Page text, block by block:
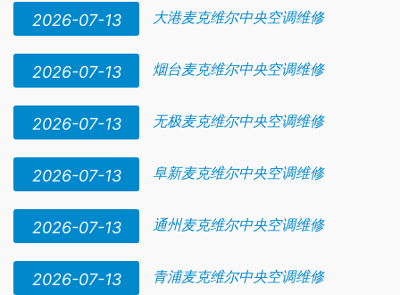
2026-07-13 大港麦克维尔中央空调维修
2026-07-13 烟台麦克维尔中央空调维修
2026-07-13 无极麦克维尔中央空调维修
2026-07-13 阜新麦克维尔中央空调维修
2026-07-13 通州麦克维尔中央空调维修
2026-07-13 青浦麦克维尔中央空调维修